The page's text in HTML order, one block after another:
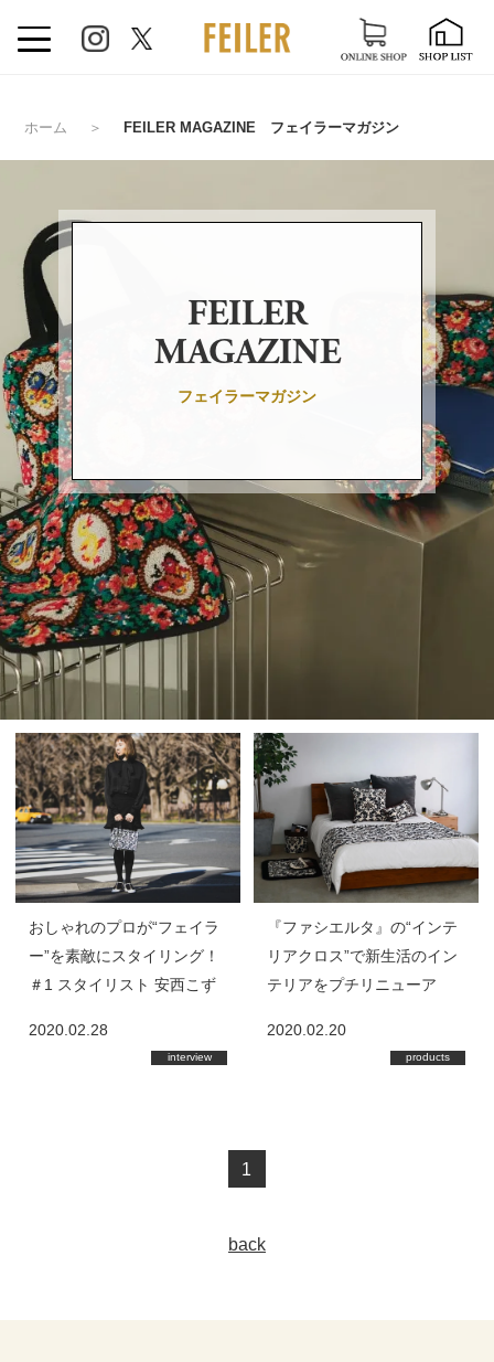
ホーム ＞ FEILER MAGAZINE フェイラーマガジン
FEILER
MAGAZINE
フェイラーマガジン
おしゃれのプロが“フェイラ
ー”を素敵にスタイリング！
＃1 スタイリスト 安西こず
2020.02.28
interview
『ファシエルタ』の“インテ
リアクロス”で新生活のイン
テリアをプチリニューア
2020.02.20
products
1
back